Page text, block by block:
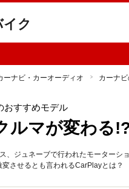
ク
ーナビ・カーオーディオ カーナ
おすすめモデル
ルマが変わる
、ジュネーブで行われたモーターシ
させるとも言われるCarPlayとは？